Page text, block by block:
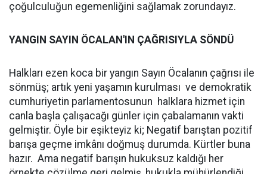
çoğulculuğun egemenliğini sağlamak zorundayız.
YANGIN SAYIN ÖCALAN'IN ÇAĞRISIYLA SÖNDÜ
Halkları ezen koca bir yangın Sayın Öcalanın çağrısı ile
sönmüş; artık yeni yaşamın kurulması ve demokratik
cumhuriyetin parlamentosunun halklara hizmet için
canla başla çalışacağı günler için çabalamanın vakti
gelmiştir. Öyle bir eşikteyiz ki; Negatif barıştan pozitif
barışa geçme imkânı doğmuş durumda. Kürtler buna
hazır. Ama negatif barışın hukuksuz kaldığı her